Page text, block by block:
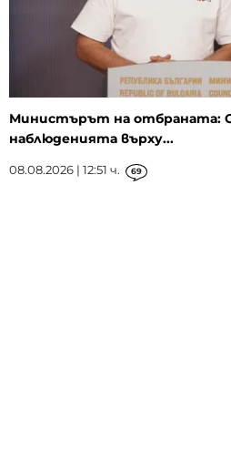
Министърът на отбраната:
наблюденията върху...
08.08.2026 | 12:51 ч. 69